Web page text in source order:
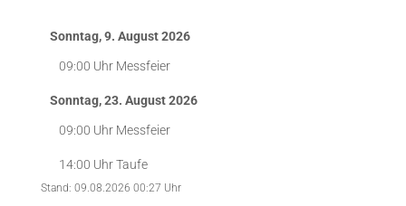
Sonntag, 9. August 2026
09:00 Uhr Messfeier
Sonntag, 23. August 2026
09:00 Uhr Messfeier
14:00 UhrTaufe
Stand: 09.08.2026 00:27 Uhr